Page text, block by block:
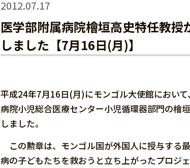
2012.07.17
医学部附属病院檜垣高史特任教
しました【7月16日(月)】
平成24年7月16日(月)にモンゴル大使館におい
病院小児総合医療センター小児循環器部門の檜
しました。
この勲章は、モンゴル国が外国人に授与する
病の子どもたちを救おうと立ち上がったプロジ